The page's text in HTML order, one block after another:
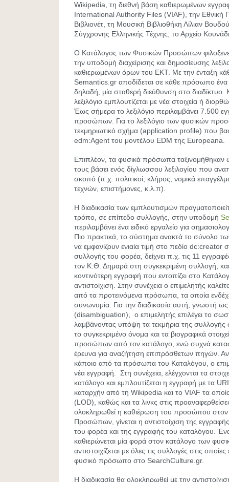
Wikipedia, τη διεθνή βάση καθιερωμένων
International Authority Files (VIAF), την Εθνική
Βιβλιονέτ, τη Μουσική Βιβλιοθήκη Λίλιαν
Σύγχρονης Ελληνικής Τέχνης, το Αρχείο
Ο Κατάλογος των Φυσικών Προσώπων
την υποδομή διαχείρισης και δημοσίευσης
καθιερωμένων όρων του ΕΚΤ. Με την ένταξη
Semantics.gr αποδίδεται σε κάθε πρόσωπο
δηλαδή, μία σταθερή διεύθυνση στο
λεξιλόγιο εμπλουτίζεται με νέα στοιχεία ή
Έως σήμερα το λεξιλόγιο περιλαμβάνει 7.500
προσώπων. Για το λεξιλόγιο των φυσικών
τεκμηριωτικό σχήμα (application profile) που
edm:Agent του μοντέλου EDM της Europeana.
Επιπλέον, τα φυσικά πρόσωπα ταξινομήθηκαν
τους βάσει ενός δίγλωσσου λεξιλογίου που
σκοπό (π.χ. πολιτικοί, κλήρος, νομικά
τεχνών, επιστήμονες, κ.λ.π).
Η διαδικασία των εμπλουτισμών
τρόπο, σε επίπεδο συλλογής, στην υποδομή
περιλαμβάνει ένα ειδικό εργαλείο για
Πιο πρακτικά, το σύστημα ανακτά το σύνολο
να εμφανίζουν ενιαία τιμή στο πεδίο dc:creator
συλλογής του φορέα, δείχνει π.χ. τις 11
τον Κ.Θ. Δημαρά στη συγκεκριμένη συλλογή, και
κοντινότερη εγγραφή που εντοπίζει στο
αντιστοίχιση. Στην συνέχεια ο επιμελητής
από τα προτεινόμενα πρόσωπα, τα οποία
συνωνυμία. Για την διαδικασία αυτή, γνωστή
(disambiguation), o επιμελητής επιλέγει το
λαμβάνοντας υπόψη τα τεκμήρια της συλλογής
το συγκεκριμένο όνομα και τα βιογραφικά
προσώπων από τον κατάλογο, ενώ συχνά
έρευνα για αναζήτηση επιπρόσθετων πηγών. Αν
κάποιο από τα πρόσωπα του Καταλόγου, ο
νέα εγγραφή. Στη συνέχεια, ελέγχονται τα
κατάλογο και εμπλουτίζεται η εγγραφή με τα
καταρχήν από τη Wikipedia και το VIAF τα
(LOD), καθώς και τα λινκς στις
ολοκληρωθεί η καθιέρωση του προσώπου
Προσώπων, γίνεται η αντιστοίχιση της
του φορέα και της εγγραφής του καταλόγου.
καθιερώνεται μία φορά στον κατάλογο των
αντιστοιχίζεται με όλες τις συλλογές στις
φυσικό πρόσωπο στο SearchCulture.gr.
Η διαδικασία θα ολοκληρωθεί με την